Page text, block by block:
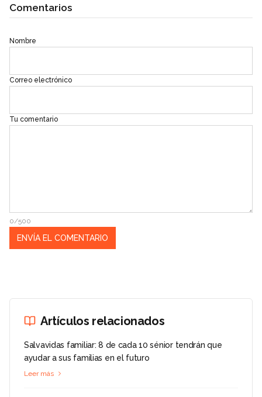
Comentarios
Nombre
Correo electrónico
Tu comentario
0/500
Artículos relacionados
Salvavidas familiar: 8 de cada 10 sénior tendrán que
ayudar a sus familias en el futuro
Leer más